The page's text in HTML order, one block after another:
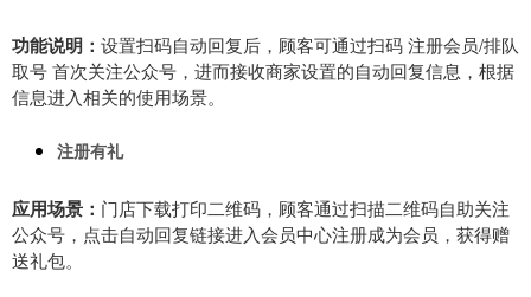
功能说明： 设置扫码自动回复后，顾客可通过扫码 注册会员/排队
取号 首次关注公众号，进而接收商家设置的自动回复信息，根据
信息进入相关的使用场景。
注册有礼
应用场景： 门店下载打印二维码，顾客通过扫描二维码自助关注
公众号，点击自动回复链接进入会员中心注册成为会员，获得赠
送礼包。